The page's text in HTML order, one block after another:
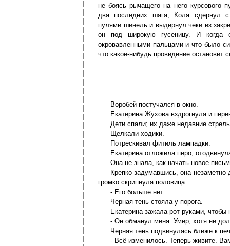
не боясь рычащего на него курсового
два последних шага, Коля сдернул
пулями шинель и выдернул чеки из
он под широкую гусеницу. И когда
окровавленными пальцами и что было
что какое-нибудь провидение
Воробей постучался в окно.
Екатерина Жухова вздрогнула и
Дети спали; их даже недавние
Щелкали ходики.
Потрескивал фитиль лампадки.
Екатерина отложила перо,
Она не знала, как начать новое
Крепко задумавшись, она незаметно
громко скрипнула половица.
- Его больше нет.
Черная тень стояла у порога.
Екатерина зажала рот руками, чтобы
- Он обманул меня. Умер, хотя не
Черная тень подвинулась ближе к
- Всё изменилось. Теперь живите.